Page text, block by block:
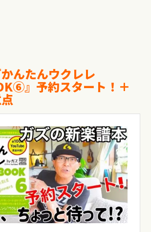
んたんウクレレ
』予約スタート！＋